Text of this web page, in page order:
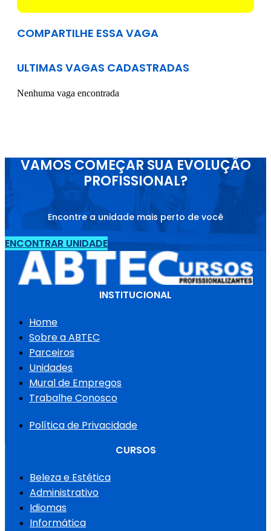
COMPARTILHE ESSA VAGA
ULTIMAS VAGAS CADASTRADAS
Nenhuma vaga encontrada
VAMOS COMEÇAR SUA EVOLUÇÃO
PROFISSIONAL?
Encontre a unidade mais perto de você
ENCONTRAR UNIDADE
INSTITUCIONAL
Home
Sobre a ABTEC
Parceiros
Unidades
Mural de Empregos
Trabalhe Conosco
Política de Privacidade
CURSOS
Beleza e Estética
Administrativo
Idiomas
Informática